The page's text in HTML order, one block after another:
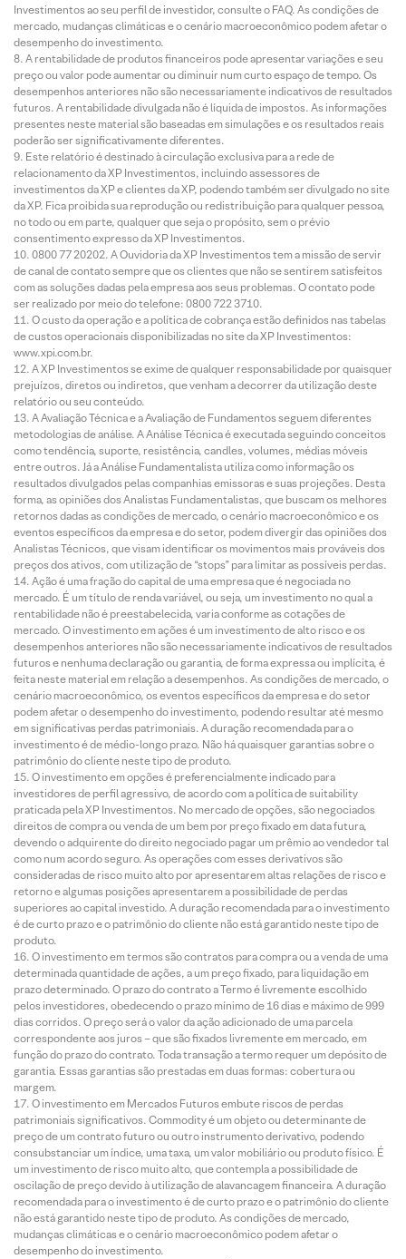
Investimentos ao seu perfil de investidor, consulte o FAQ. As condições de
mercado, mudanças climáticas e o cenário macroeconômico podem afetar o
desempenho do investimento.
A rentabilidade de produtos financeiros pode apresentar variações e seu
preço ou valor pode aumentar ou diminuir num curto espaço de tempo. Os
desempenhos anteriores não são necessariamente indicativos de resultados
futuros. A rentabilidade divulgada não é líquida de impostos. As informações
presentes neste material são baseadas em simulações e os resultados reais
poderão ser significativamente diferentes.
Este relatório é destinado à circulação exclusiva para a rede de
relacionamento da XP Investimentos, incluindo assessores de
investimentos da XP e clientes da XP, podendo também ser divulgado no site
da XP. Fica proibida sua reprodução ou redistribuição para qualquer pessoa,
no todo ou em parte, qualquer que seja o propósito, sem o prévio
consentimento expresso da XP Investimentos.
0800 77 20202. A Ouvidoria da XP Investimentos tem a missão de servir
de canal de contato sempre que os clientes que não se sentirem satisfeitos
com as soluções dadas pela empresa aos seus problemas. O contato pode
ser realizado por meio do telefone: 0800 722 3710.
O custo da operação e a política de cobrança estão definidos nas tabelas
de custos operacionais disponibilizadas no site da XP Investimentos:
www.xpi.com.br.
A XP Investimentos se exime de qualquer responsabilidade por quaisquer
prejuízos, diretos ou indiretos, que venham a decorrer da utilização deste
relatório ou seu conteúdo.
A Avaliação Técnica e a Avaliação de Fundamentos seguem diferentes
metodologias de análise. A Análise Técnica é executada seguindo conceitos
como tendência, suporte, resistência, candles, volumes, médias móveis
entre outros. Já a Análise Fundamentalista utiliza como informação os
resultados divulgados pelas companhias emissoras e suas projeções. Desta
forma, as opiniões dos Analistas Fundamentalistas, que buscam os melhores
retornos dadas as condições de mercado, o cenário macroeconômico e os
eventos específicos da empresa e do setor, podem divergir das opiniões dos
Analistas Técnicos, que visam identificar os movimentos mais prováveis dos
preços dos ativos, com utilização de “stops” para limitar as possíveis perdas.
Ação é uma fração do capital de uma empresa que é negociada no
mercado. É um título de renda variável, ou seja, um investimento no qual a
rentabilidade não é preestabelecida, varia conforme as cotações de
mercado. O investimento em ações é um investimento de alto risco e os
desempenhos anteriores não são necessariamente indicativos de resultados
futuros e nenhuma declaração ou garantia, de forma expressa ou implícita, é
feita neste material em relação a desempenhos. As condições de mercado, o
cenário macroeconômico, os eventos específicos da empresa e do setor
podem afetar o desempenho do investimento, podendo resultar até mesmo
em significativas perdas patrimoniais. A duração recomendada para o
investimento é de médio-longo prazo. Não há quaisquer garantias sobre o
patrimônio do cliente neste tipo de produto.
O investimento em opções é preferencialmente indicado para
investidores de perfil agressivo, de acordo com a política de suitability
praticada pela XP Investimentos. No mercado de opções, são negociados
direitos de compra ou venda de um bem por preço fixado em data futura,
devendo o adquirente do direito negociado pagar um prêmio ao vendedor tal
como num acordo seguro. As operações com esses derivativos são
consideradas de risco muito alto por apresentarem altas relações de risco e
retorno e algumas posições apresentarem a possibilidade de perdas
superiores ao capital investido. A duração recomendada para o investimento
é de curto prazo e o patrimônio do cliente não está garantido neste tipo de
produto.
O investimento em termos são contratos para compra ou a venda de uma
determinada quantidade de ações, a um preço fixado, para liquidação em
prazo determinado. O prazo do contrato a Termo é livremente escolhido
pelos investidores, obedecendo o prazo mínimo de 16 dias e máximo de 999
dias corridos. O preço será o valor da ação adicionado de uma parcela
correspondente aos juros – que são fixados livremente em mercado, em
função do prazo do contrato. Toda transação a termo requer um depósito de
garantia. Essas garantias são prestadas em duas formas: cobertura ou
margem.
O investimento em Mercados Futuros embute riscos de perdas
patrimoniais significativos. Commodity é um objeto ou determinante de
preço de um contrato futuro ou outro instrumento derivativo, podendo
consubstanciar um índice, uma taxa, um valor mobiliário ou produto físico. É
um investimento de risco muito alto, que contempla a possibilidade de
oscilação de preço devido à utilização de alavancagem financeira. A duração
recomendada para o investimento é de curto prazo e o patrimônio do cliente
não está garantido neste tipo de produto. As condições de mercado,
mudanças climáticas e o cenário macroeconômico podem afetar o
desempenho do investimento.